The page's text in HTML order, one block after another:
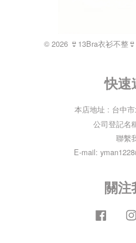
© 2026 👙13Bra衣衫不整
快速
本店地址 : 台中
公司登記名
聯繫
E-mail:
關注
Facebook